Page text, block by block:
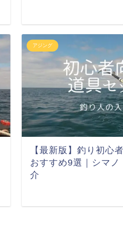
アジング
【最新版】釣り初心
おすすめ9選｜シマノ
介